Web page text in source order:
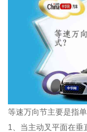
等速万向节主要是指
1、当主动叉平面在垂